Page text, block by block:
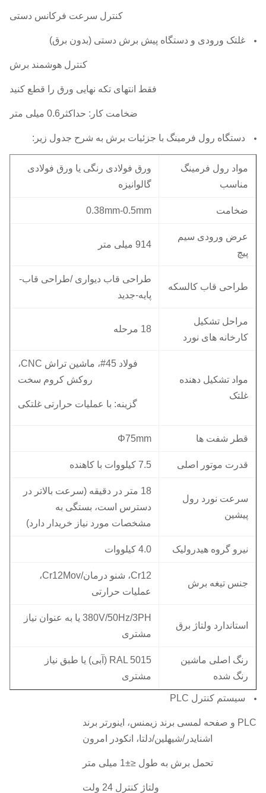
کنترل سرعت فرکانس دستی
غلتک ورودی و دستگاه پیش برش دستی (بدون برق)
کنترل هوشمند برش
فقط انتهای تکه نهایی ورق را قطع کنید
ضخامت کار: حداکثر0.6 میلی متر
دستگاه رول فرمینگ با جزئیات برش به شرح جدول زیر:
مواد رول فرمینگ
مناسب
ورق فولادی رنگی یا ورق فولادی
گالوانیزه
ضخامت 0.38mm-0.5mm
عرض ورودی سیم
پیچ
914 میلی متر
طراحی قاب کالسکه
طراحی قاب دیواری /طراحی قاب-
پایه-جدید
مراحل تشکیل
کارخانه های نورد
18 مرحله
مواد تشکیل دهنده
غلتک
فولاد 45#، ماشین تراش CNC،
روکش کروم سخت
گزینه: با عملیات حرارتی غلتکی
قطر شفت ها Φ75mm
قدرت موتور اصلی 7.5 کیلووات با کاهنده
سرعت نورد رول
پیشین
18 متر در دقیقه (سرعت بالاتر در
دسترس است، بستگی به
مشخصات مورد نیاز خریدار دارد)
نیرو گروه هیدرولیک 4.0 کیلووات
جنس تیغه برش
Cr12، شنو درمان/Cr12Mov،
عملیات حرارتی
استاندارد ولتاژ برق
380V/50Hz/3PH یا به عنوان نیاز
مشتری
رنگ اصلی ماشین
رنگ شده
RAL 5015 (آبی) یا طبق نیاز
مشتری
سیستم کنترل PLC
PLC و صفحه لمسی برند زیمنس، اینورتر برند
اشنایدر/شیهلین/دلتا، انکودر امرون
تحمل برش به طول ≤±1 میلی متر
ولتاژ کنترل 24 ولت